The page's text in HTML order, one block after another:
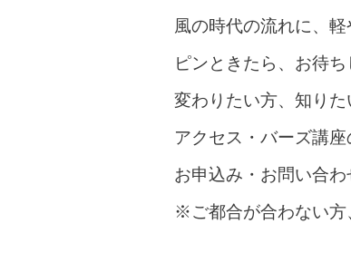
風の時代の流れに、
ピンときたら、お待ち
変わりたい方、知りた
アクセス・バーズ講座
お申込み・お問い合わ
※ご都合が合わない方